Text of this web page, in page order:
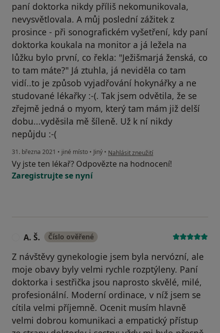
paní doktorka nikdy příliš nekomunikovala,
nevysvětlovala. A můj poslední zážitek z
prosince - při sonografickém vyšetření, kdy paní
doktorka koukala na monitor a já ležela na
lůžku bylo první, co řekla: "Ježišmarjá ženská, co
to tam máte?" Já ztuhla, já neviděla co tam
vidí..to je způsob vyjadřování hokynářky a ne
studované lékařky :-(. Tak jsem odvětila, že se
zřejmě jedná o myom, který tam mám již delší
dobu...vyděsila mě šíleně. Už k ní nikdy
nepůjdu :-(
31. března 2021 • jiné místo • Jiný • podle názoru uživatele Váš účet byl
Nahlásit zneužití
Vy jste ten lékař? Odpovězte na hodnocení!
Zaregistrujte se nyní
A. Š. Číslo ověřené
Z návštěvy gynekologie jsem byla nervózní, ale
moje obavy byly velmi rychle rozptýleny. Paní
doktorka i sestřička jsou naprosto skvělé, milé,
profesionální. Moderní ordinace, v níž jsem se
cítila velmi příjemně. Ocenit musím hlavně
velmi dobrou komunikaci a empatický přístup